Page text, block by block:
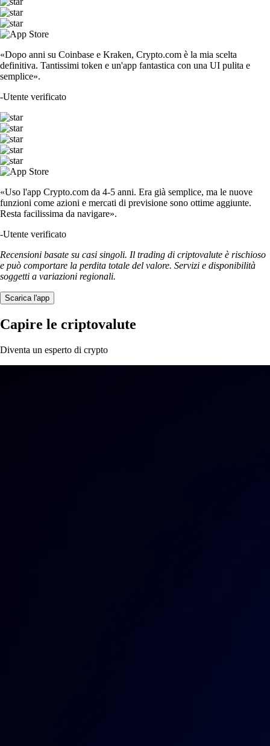
«Dopo anni su Coinbase e Kraken, Crypto.com è la mia scelta
definitiva. Tantissimi token e un'app fantastica con una UI pulita e
semplice».
-Utente verificato
«Uso l'app Crypto.com da 4-5 anni. Era già semplice, ma le nuove
funzioni come azioni e mercati di previsione sono ottime aggiunte.
Resta facilissima da navigare».
-Utente verificato
Recensioni basate su casi singoli. Il trading di criptovalute è rischioso
e può comportare la perdita totale del valore. Servizi e disponibilità
soggetti a variazioni regionali.
Scarica l'app
Capire le criptovalute
Diventa un esperto di crypto